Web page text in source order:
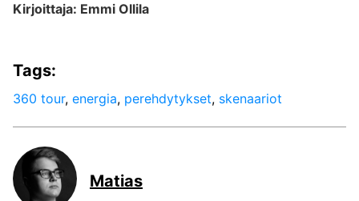
Kirjoittaja: Emmi Ollila
Tags:
360 tour, energia, perehdytykset, skenaariot
Matias